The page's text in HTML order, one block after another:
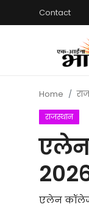
Contact
प्रेस रिलीज़
राजस्थान
लाइफस्टाइल
Home
राजस्थान
एलेन कॉलेज